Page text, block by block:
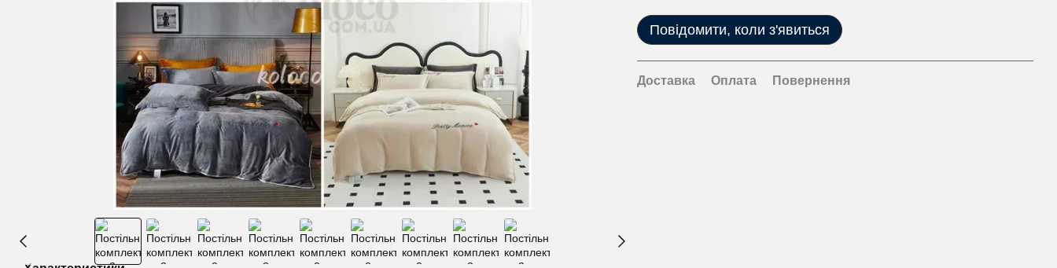
Повідомити, коли з'явиться
Доставка Оплата Повернення